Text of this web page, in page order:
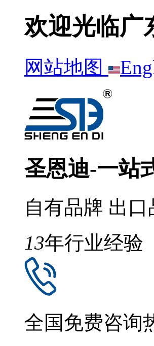
欢迎光临广
网站地图
圣恩迪-一站
自有品牌 出
13年行业经验
全国免费咨询